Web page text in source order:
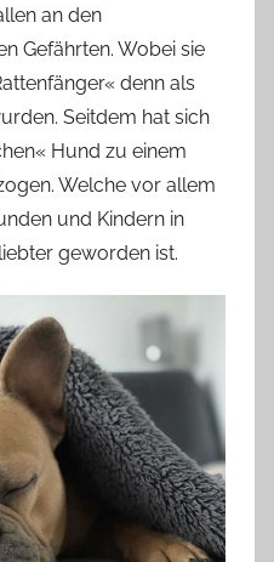
an den
Gefährten. Wobei sie
denn als
Seitdem hat sich
Hund zu einem
Welche vor allem
und Kindern in
geworden ist.